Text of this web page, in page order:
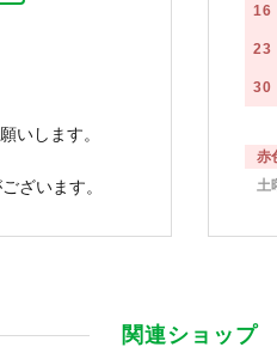
いします。
ざいます。
16
23
30
赤
土
関連ショップ